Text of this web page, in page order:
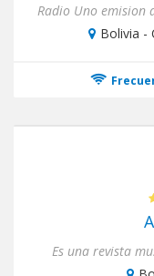
Radio Uno emision
Bolivia -
Es una revista